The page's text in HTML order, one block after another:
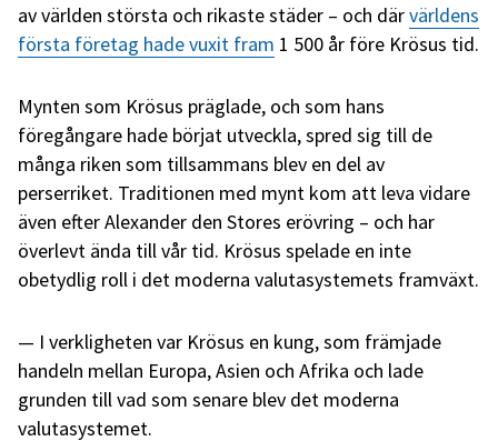
av världen största och rikaste städer – och därvärldens
första företag hade vuxit fram 1 500 år före Krösus tid.
Mynten som Krösus präglade, och som hans
föregångare hade börjat utveckla, spred sig till de
många riken som tillsammans blev en del av
perserriket. Traditionen med mynt kom att leva vidare
även efter Alexander den Stores erövring – och har
överlevt ända till vår tid. Krösus spelade en inte
obetydlig roll i det moderna valutasystemets framväxt.
I verkligheten var Krösus en kung, som främjade
handeln mellan Europa, Asien och Afrika och lade
grunden till vad som senare blev det moderna
valutasystemet.